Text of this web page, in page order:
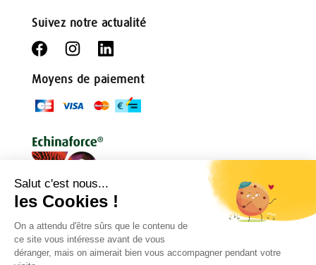
Suivez notre actualité
Moyens de paiement
Conditions générales Règlement de jeu